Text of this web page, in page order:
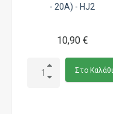
- 20A) - HJ2
10,90 €
Στο Καλάθι